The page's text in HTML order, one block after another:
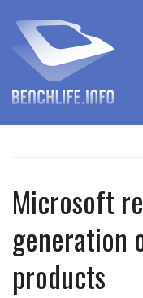
Microsoft
generation
products